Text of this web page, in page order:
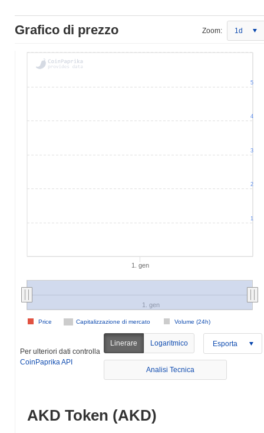
Grafico di prezzo Zoom: 1d
1. gen
Capitalizzazione di mercato Volume (24h)
Price
1. gen
1
2
3
4
5
Per ulteriori dati controlla
CoinPaprika API
Linerare Logaritmico Esporta
Analisi Tecnica
AKD Token (AKD)